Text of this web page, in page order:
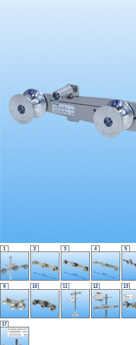
1 2 3 4 5
9 10 11 12 13
17